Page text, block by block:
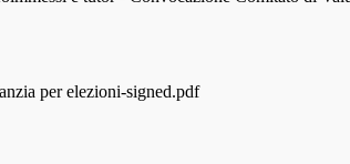
per elezioni-signed.pdf